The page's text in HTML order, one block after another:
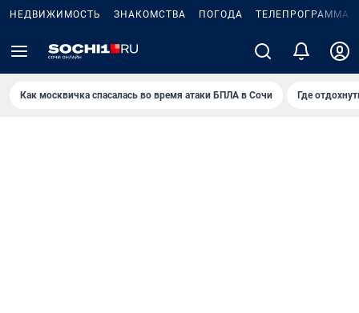
НЕДВИЖИМОСТЬ ЗНАКОМСТВА ПОГОДА ТЕЛЕПРОГРАММА
Как москвичка спасалась во время атаки БПЛА в Сочи Где